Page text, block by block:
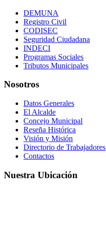
DEMUNA
Registro Civil
CODISEC
Seguridad Ciudadana
INDECI
Programas Sociales
Tributos Municipales
Nosotros
Datos Generales
El Alcalde
Concejo Municipal
Reseña Histórica
Visión y Misión
Directorio de Trabajadores
Contactos
Nuestra Ubicación